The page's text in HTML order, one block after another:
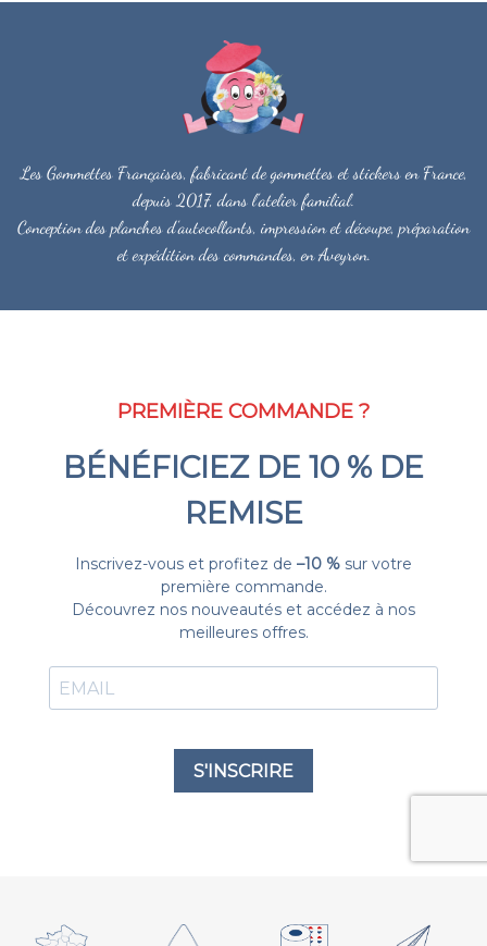
Les Gommettes Françaises, fabricant de gommettes et stickers en France,
depuis 2017, dans l'atelier familial.
Conception des planches d'autocollants, impression et découpe, préparation
et expédition des commandes, en Aveyron.